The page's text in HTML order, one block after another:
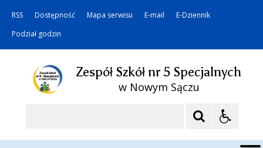
RSS Dostępność Mapa serwisu E-mail
E-Dziennik
Podział godzin
Zespół Szkół nr 5 Specjalnych
w Nowym Sączu